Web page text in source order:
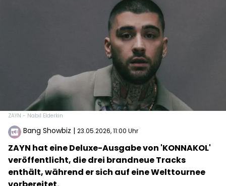
ZAYN - Nabil Elderkin
Bang Showbiz | 23.05.2026, 11:00 Uhr
ZAYN hat eine Deluxe-Ausgabe von 'KONNAKOL'
veröffentlicht, die drei brandneue Tracks
enthält, während er sich auf eine Welttournee